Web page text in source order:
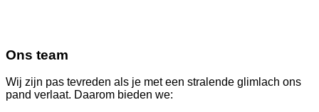
Ons team
Wij zijn pas tevreden als je met een stralende glimlach ons
pand verlaat. Daarom bieden we: